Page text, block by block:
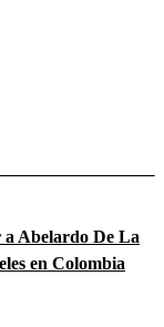
a Abelardo De La
en Colombia